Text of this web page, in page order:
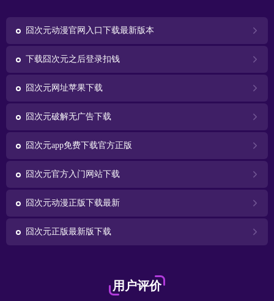
囧次元动漫官网入口下载最新版本
下载囧次元之后登录扣钱
囧次元网址苹果下载
囧次元破解无广告下载
囧次元app免费下载官方正版
囧次元官方入门网站下载
囧次元动漫正版下载最新
囧次元正版最新版下载
用户评价